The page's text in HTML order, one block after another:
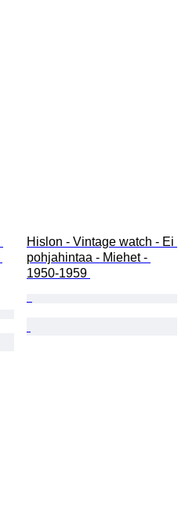
Hislon - Vintage watch - Ei
pohjahintaa - Miehet -
1950-1959